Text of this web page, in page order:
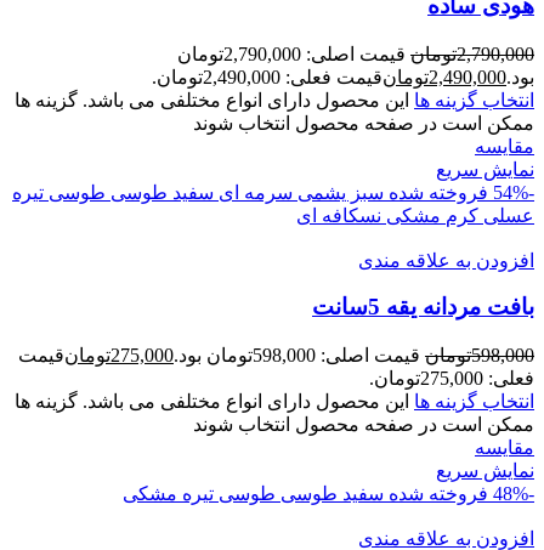
هودی ساده
2,790,000تومان
قیمت اصلی: 2,790,000تومان
بود.2,490,000تومانقیمت فعلی: 2,490,000تومان.
انتخاب گزینه ها این محصول دارای انواع مختلفی می باشد. گزینه ها
ممکن است در صفحه محصول انتخاب شوند
مقايسه
نمایش سریع
-54%
فروخته شده سبز یشمی سرمه ای سفید طوسی طوسی تیره
عسلی کرم مشکی نسکافه ای
افزودن به علاقه مندی
بافت مردانه يقه 5سانت
598,000تومان قیمت اصلی: 598,000تومان بود. 275,000تومانقیمت
فعلی: 275,000تومان.
انتخاب گزینه ها این محصول دارای انواع مختلفی می باشد. گزینه ها
ممکن است در صفحه محصول انتخاب شوند
مقايسه
نمایش سریع
-48%
فروخته شده سفید طوسی طوسی تیره مشکی
افزودن به علاقه مندی